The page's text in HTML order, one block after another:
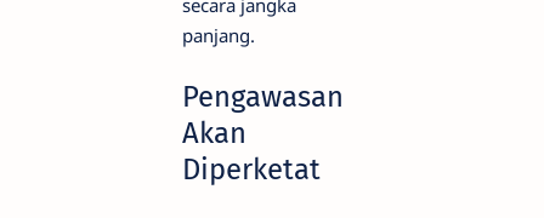
panjang.
Pengawasan
Akan
Diperketat